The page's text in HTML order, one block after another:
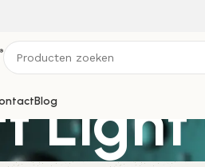
Blog
Light